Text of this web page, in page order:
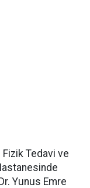
Tedavi ve
Yunus Emre